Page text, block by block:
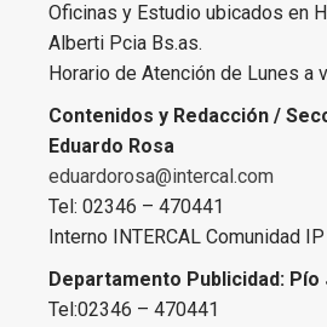
Oficinas y Estudio ubicados en
Alberti Pcia Bs.as.
Horario de Atención de Lunes a
Contenidos y Redacción /
Eduardo Rosa
eduardorosa@intercal.com
Tel: 02346 – 470441
Interno INTERCAL Comunidad
Departamento Publicidad:
Tel:02346 – 470441